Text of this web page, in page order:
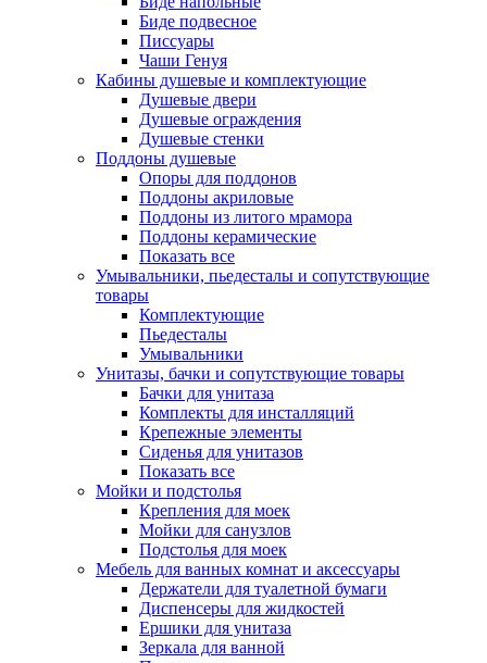
Биде подвесное
Писсуары
Чаши Генуя
Кабины душевые и комплектующие
Душевые двери
Душевые ограждения
Душевые стенки
Поддоны душевые
Опоры для поддонов
Поддоны акриловые
Поддоны из литого мрамора
Поддоны керамические
Показать все
Умывальники, пьедесталы и сопутствующие
товары
Комплектующие
Пьедесталы
Умывальники
Унитазы, бачки и сопутствующие товары
Бачки для унитаза
Комплекты для инсталляций
Крепежные элементы
Сиденья для унитазов
Показать все
Мойки и подстолья
Крепления для моек
Мойки для санузлов
Подстолья для моек
Мебель для ванных комнат и аксессуары
Держатели для туалетной бумаги
Диспенсеры для жидкостей
Ершики для унитаза
Зеркала для ванной